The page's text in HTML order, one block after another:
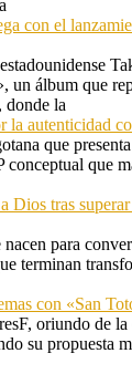
con el
un álbum que
donde la
la autenticidad
que
conceptual que
Dios tras
para
terminan
con «San
oriundo de
su propuesta